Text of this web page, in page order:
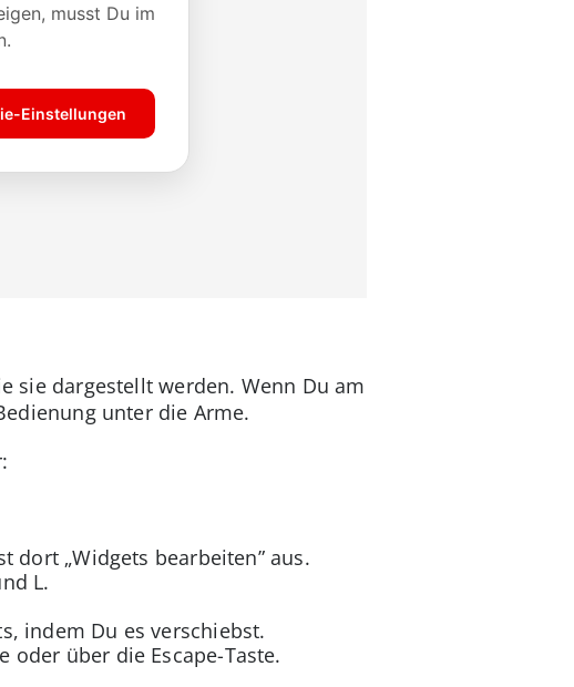
sie dargestellt werden. Wenn Du am
unter die Arme.
„Widgets bearbeiten” aus.
L.
indem Du es verschiebst.
über die Escape-Taste.